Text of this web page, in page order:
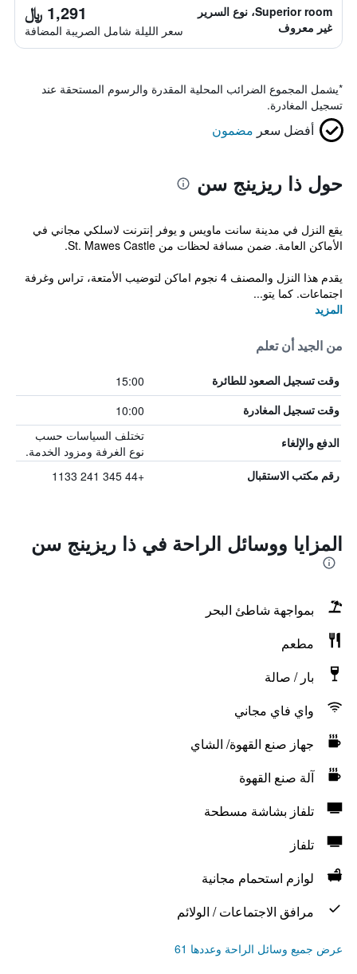
Superior room، نوع السرير
غير معروف
1,291 ﷼
سعر الليلة شامل الصريبة المضافة
*يشمل المجموع الضرائب المحلية المقدرة والرسوم المستحقة عند
تسجيل المغادرة.
أفضل سعر مضمون
حول ذا ريزينج سن
يقع النزل في مدينة سانت ماويس و يوفر إنترنت لاسلكي مجاني في
الأماكن العامة. ضمن مسافة لحظات من St. Mawes Castle.
يقدم هذا النزل والمصنف 4 نجوم اماكن لتوضيب الأمتعة، تراس وغرفة
اجتماعات. كما يتو...
المزيد
من الجيد أن تعلم
وقت تسجيل الصعود للطائرة 15:00
وقت تسجيل المغادرة 10:00
الدفع والإلغاء
تختلف السياسات حسب
نوع الغرفة ومزود الخدمة.
رقم مكتب الاستقبال +44 345 241 1133
المزايا ووسائل الراحة في ذا ريزينج سن
بمواجهة شاطئ البحر
مطعم
بار / صالة
واي فاي مجاني
جهاز صنع القهوة/ الشاي
آلة صنع القهوة
تلفاز بشاشة مسطحة
تلفاز
لوازم استحمام مجانية
مرافق الاجتماعات / الولائم
عرض جميع وسائل الراحة وعددها 61